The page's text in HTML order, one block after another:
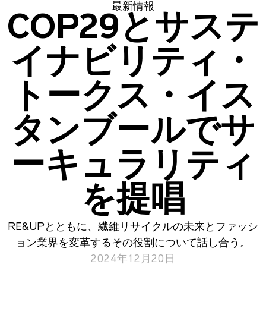
最新情報
COP29とサステ
イナビリティ・
トークス・イス
タンブールでサ
ーキュラリティ
を提唱
RE&UPとともに、繊維リサイクルの未来とファッシ
ョン業界を変革するその役割について話し合う。
2024年12月20日